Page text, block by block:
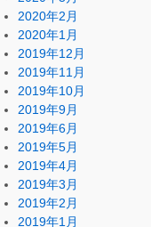
2020年2月
2020年1月
2019年12月
2019年11月
2019年10月
2019年9月
2019年6月
2019年5月
2019年4月
2019年3月
2019年2月
2019年1月